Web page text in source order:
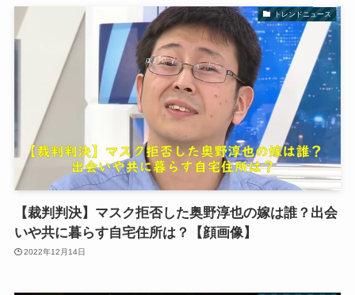
トレンドニュース
【裁判判決】マスク拒否した奥野淳也の嫁は誰？出会
いや共に暮らす自宅住所は？【顔画像】
2022年12月14日